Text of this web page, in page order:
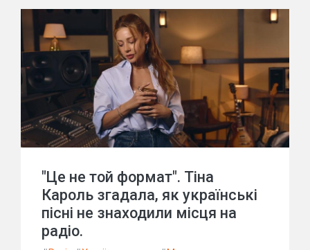
"Це не той формат". Тіна
Кароль згадала, як українські
пісні не знаходили місця на
радіо.